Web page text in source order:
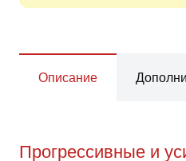
Описание
Прогрессивные и